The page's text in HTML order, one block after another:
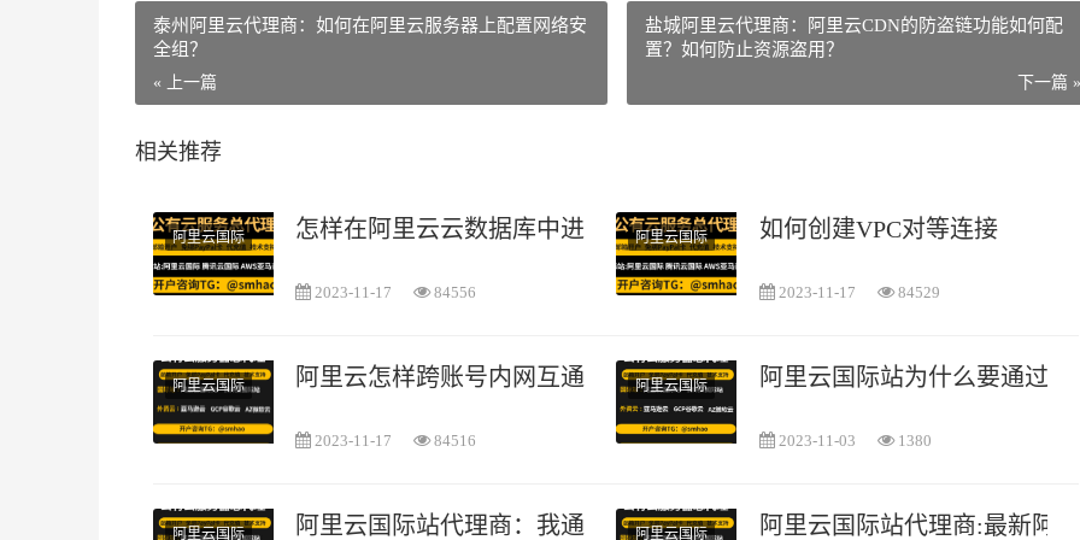
泰州阿里云代理商：如何在阿里云服务器上配置网络安
全组？
« 上一篇
盐城阿里云代理商：阿里云CDN的防盗链功能如何配
置？如何防止资源盗用？
下一篇 »
相关推荐
阿里云国际 怎样在阿里云云数据库中进行数据迁移
2023-11-17 84556
阿里云国际 如何创建VPC对等连接
2023-11-17 84529
阿里云国际 阿里云怎样跨账号内网互通
2023-11-17 84516
阿里云国际 阿里云国际站为什么要通过我
2023-11-03 1380
阿里云国际 阿里云国际站代理商：我通过你们邀请注册了需要支付美金嘛?
阿里云国际 阿里云国际站代理商:最新阿